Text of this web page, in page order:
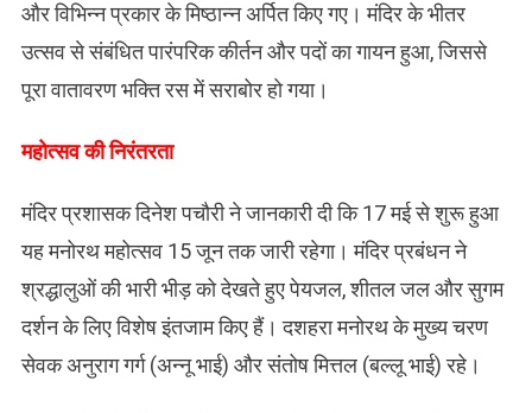
और विभिन्न प्रकार के मिष्ठान्न अर्पित किए गए। मंदिर के भीतर
उत्सव से संबंधित पारंपरिक कीर्तन और पदों का गायन हुआ, जिससे
पूरा वातावरण भक्ति रस में सराबोर हो गया।
​महोत्सव की निरंतरता
मंदिर प्रशासक दिनेश पचौरी ने जानकारी दी कि 17 मई से शुरू हुआ
यह मनोरथ महोत्सव 15 जून तक जारी रहेगा। मंदिर प्रबंधन ने
श्रद्धालुओं की भारी भीड़ को देखते हुए पेयजल, शीतल जल और सुगम
दर्शन के लिए विशेष इंतजाम किए हैं। दशहरा मनोरथ के मुख्य चरण
सेवक अनुराग गर्ग (अन्नू भाई) और संतोष मित्तल (बल्लू भाई) रहे।